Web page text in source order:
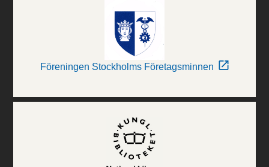
Föreningen Stockholms Företagsminnen